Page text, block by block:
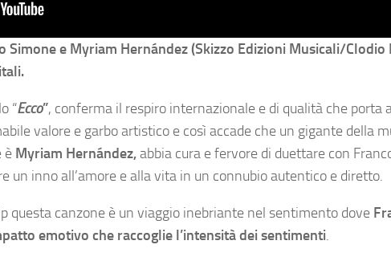
Simone e Myriam Hernández (Skizzo Edizioni Musicali/Clodio
“Ecco”, conferma il respiro internazionale e di qualità che porta
valore e garbo artistico e così accade che un gigante della
è Myriam Hernández,abbia cura e fervore di duettare con
un inno all’amore e alla vita in un connubio autentico e diretto.
questa canzone è un viaggio inebriante nel sentimento dove
emotivo che raccoglie l’intensità dei sentimenti.